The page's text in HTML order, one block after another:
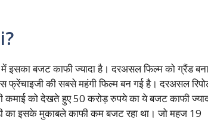
इसका बजट काफी ज्यादा है। दरअसल फिल्म को ग्रैंड
फ्रेंचाइजी की सबसे महंगी फिल्म बन गई है। दरअसल
को देखते हुए 50 करोड़ रुपये का ये बजट काफी
का इसके मुकाबले काफी कम बजट रहा था। जो महज 19